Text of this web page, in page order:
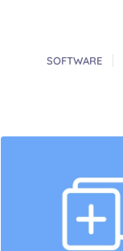
SOFTWARE